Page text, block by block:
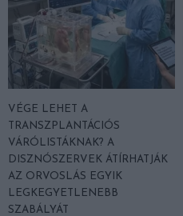
VÉGE LEHET A
TRANSZPLANTÁCIÓS
VÁRÓLISTÁKNAK? A
DISZNÓSZERVEK ÁTÍRHATJÁK
AZ ORVOSLÁS EGYIK
LEGKEGYETLENEBB
SZABÁLYÁT